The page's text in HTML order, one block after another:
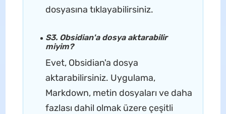
dosyasına tıklayabilirsiniz.
S3. Obsidian'a dosya aktarabilir
miyim?
Evet, Obsidian'a dosya
aktarabilirsiniz. Uygulama,
Markdown, metin dosyaları ve daha
fazlası dahil olmak üzere çeşitli